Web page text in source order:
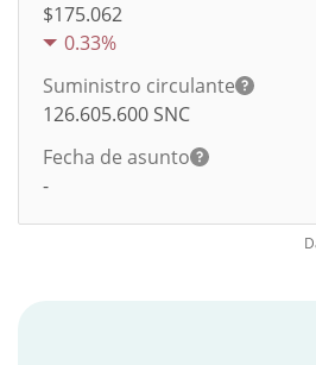
$175.062
0.33%
Suministro circulante
126.605.600 SNC
Fecha de asunto
-